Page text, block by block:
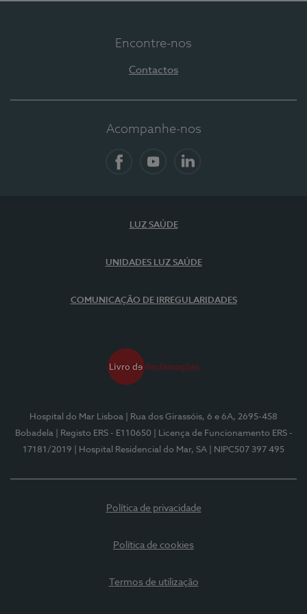
Encontre-nos
Contactos
Acompanhe-nos
LUZ SAÚDE
UNIDADES LUZ SAÚDE
COMUNICAÇÃO DE IRREGULARIDADES
Hospital do Mar Lisboa
| Rua dos Girassóis, 6 e 6A, 2695-458
Bobadela
| Registo ERS - E110650
| Licença de Funcionamento ERS -
17181/2019
| Hospital Residencial do Mar, SA | NIPC507 397 495
Política de privacidade
Política de cookies
Termos de utilização